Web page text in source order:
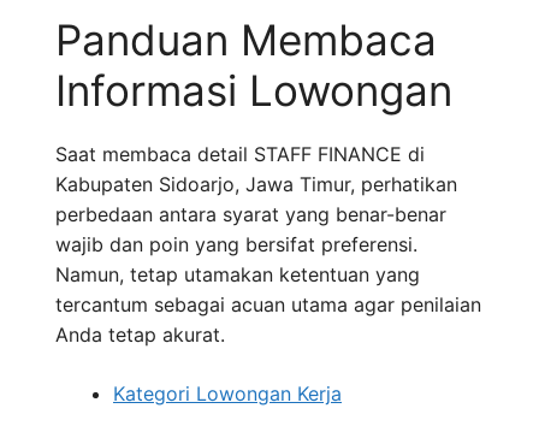
Panduan Membaca
Informasi Lowongan
Saat membaca detail STAFF FINANCE di
Kabupaten Sidoarjo, Jawa Timur, perhatikan
perbedaan antara syarat yang benar-benar
wajib dan poin yang bersifat preferensi.
Namun, tetap utamakan ketentuan yang
tercantum sebagai acuan utama agar penilaian
Anda tetap akurat.
Kategori Lowongan Kerja